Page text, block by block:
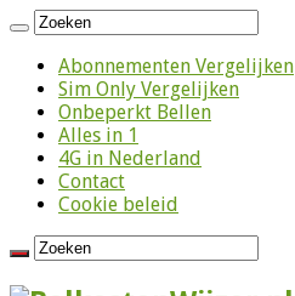
Abonnementen Vergelijken
Sim Only Vergelijken
Onbeperkt Bellen
Alles in 1
4G in Nederland
Contact
Cookie beleid